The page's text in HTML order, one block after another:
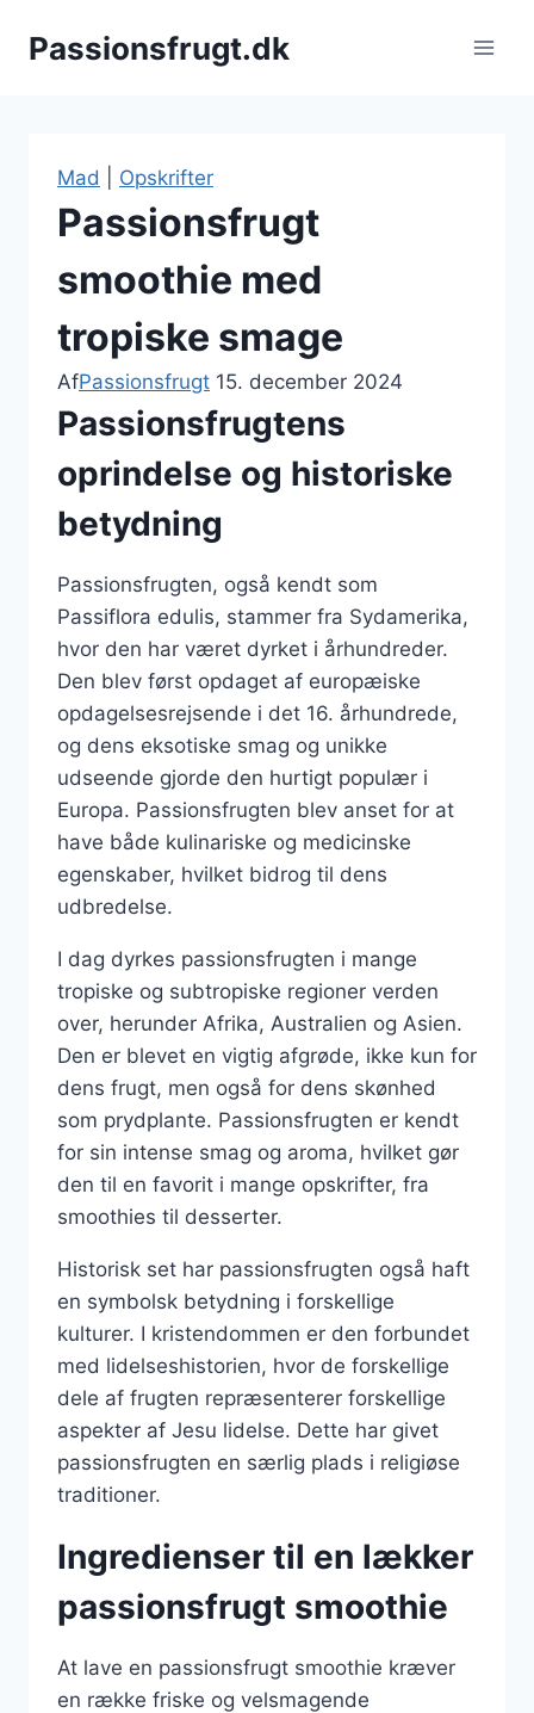
Passionsfrugt.dk
Mad Opskrifter
Passionsfrugt
smoothie med
tropiske smage
AfPassionsfrugt 15. december 2024
Passionsfrugtens
oprindelse og historiske
betydning
Passionsfrugten, også kendt som
Passiflora edulis, stammer fra Sydamerika,
hvor den har været dyrket i århundreder.
Den blev først opdaget af europæiske
opdagelsesrejsende i det 16. århundrede,
og dens eksotiske smag og unikke
udseende gjorde den hurtigt populær i
Europa. Passionsfrugten blev anset for at
have både kulinariske og medicinske
egenskaber, hvilket bidrog til dens
udbredelse.
I dag dyrkes passionsfrugten i mange
tropiske og subtropiske regioner verden
over, herunder Afrika, Australien og Asien.
Den er blevet en vigtig afgrøde, ikke kun for
dens frugt, men også for dens skønhed
som prydplante. Passionsfrugten er kendt
for sin intense smag og aroma, hvilket gør
den til en favorit i mange opskrifter, fra
smoothies til desserter.
Historisk set har passionsfrugten også haft
en symbolsk betydning i forskellige
kulturer. I kristendommen er den forbundet
med lidelseshistorien, hvor de forskellige
dele af frugten repræsenterer forskellige
aspekter af Jesu lidelse. Dette har givet
passionsfrugten en særlig plads i religiøse
traditioner.
Ingredienser til en lækker
passionsfrugt smoothie
At lave en passionsfrugt smoothie kræver
en række friske og velsmagende